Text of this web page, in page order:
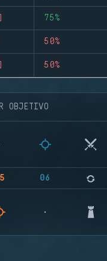
75%
50%
50%
OBJETIVO
06